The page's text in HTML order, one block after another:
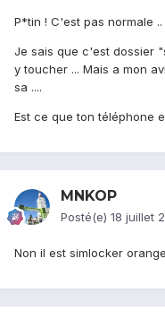
P*tin ! C'est pas normale ..
Je sais que c'est dossier
y toucher ... Mais a mon
sa ....
Est ce que ton téléphone
MNKOP
Posté(e) 18 juillet
Non il est simlocker orange